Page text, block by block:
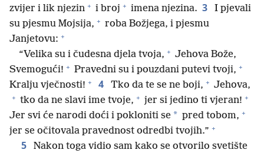
zvijer i lik njezin + i broj + imena njezina. 3
I pjevali
su pjesmu Mojsija, + roba Božjega, i pjesmu
Janjetovu: +
“Velika su i čudesna djela tvoja, + Jehova Bože,
Svemogući! + Pravedni su i pouzdani putevi tvoji, +
Kralju vječnosti! + 4 Tko da te se ne boji, + Jehova,
+ tko da ne slavi ime tvoje, + jer si jedino ti vjeran! +
Jer svi će narodi doći i pokloniti se * pred tobom, +
jer se očitovala pravednost odredbi tvojih.” +
5
Nakon toga vidio sam kako se otvorilo svetište